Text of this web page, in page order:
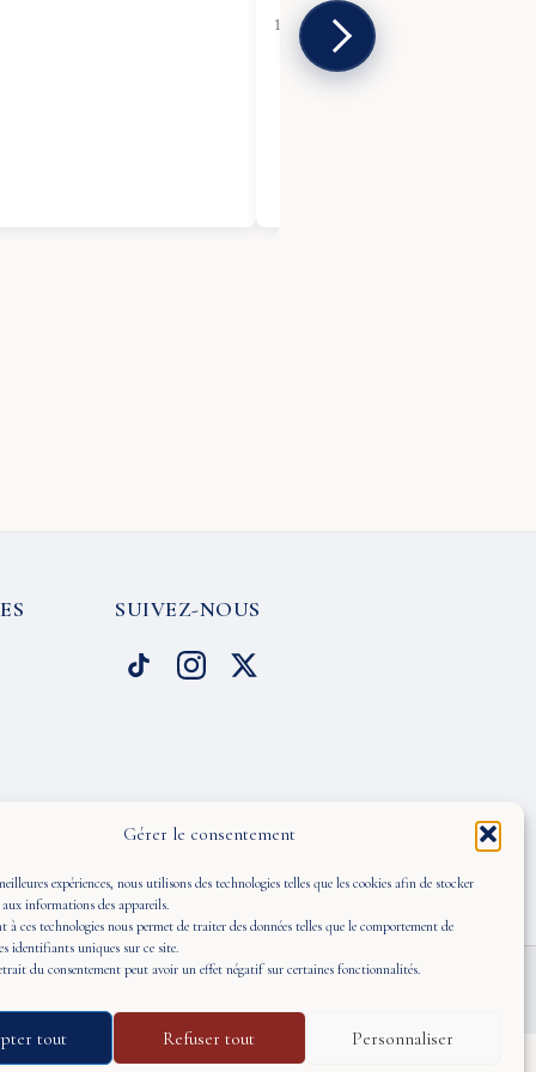
Gérer le consentement
expériences, nous utilisons des technologies telles que les cookies afin de stocker
aux informations des appareils.
à ces technologies nous permet de traiter des données telles que le comportement de
identifiants uniques sur ce site.
du consentement peut avoir un effet négatif sur certaines fonctionnalités.
tout Refuser tout Personnaliser
12 Jan 2026
SUIVEZ-NOUS